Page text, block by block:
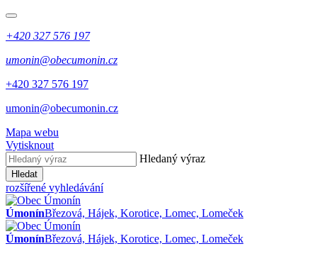
+420 327 576 197
umonin@obecumonin.cz
+420 327 576 197
umonin@obecumonin.cz
Mapa webu
Vytisknout
Hledaný výraz
Hledat
rozšířené vyhledávání
ÚmonínBřezová, Hájek, Korotice, Lomec, Lomeček
ÚmonínBřezová, Hájek, Korotice, Lomec, Lomeček